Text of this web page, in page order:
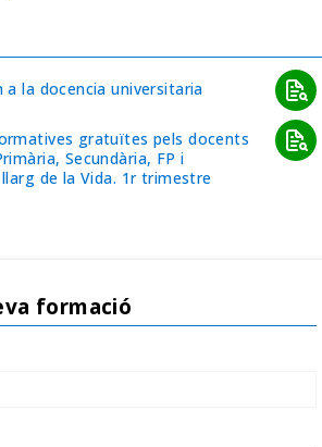
a la docencia universitaria
gratuïtes pels docents
Secundària, FP i
de la Vida. 1r trimestre
formació